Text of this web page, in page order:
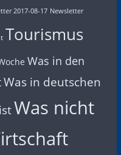
2017-08-17 Newsletter
Tourismus
Was in den
Was in deutschen
Was nicht